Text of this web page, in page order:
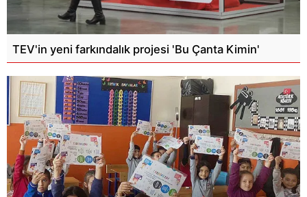
TEV'in yeni farkındalık projesi 'Bu Çanta Kimin'